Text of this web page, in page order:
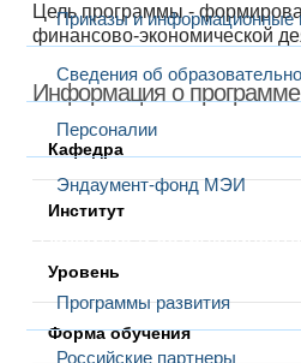
Приказы и информационные
Сведения об
Персоналии
Эндаумент-фонд МЭИ
Развитие и
Программы развития
Российские партнеры
Цель программы -
финансово-экономической
Информация о
Кафедра
Институт
Уровень
Форма обучения